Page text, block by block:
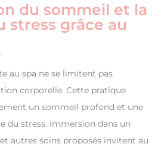
du sommeil et la
stress grâce au
au spa ne se limitent pas
corporelle. Cette pratique
un sommeil profond et une
du stress. Immersion dans un
autres soins proposés invitent au